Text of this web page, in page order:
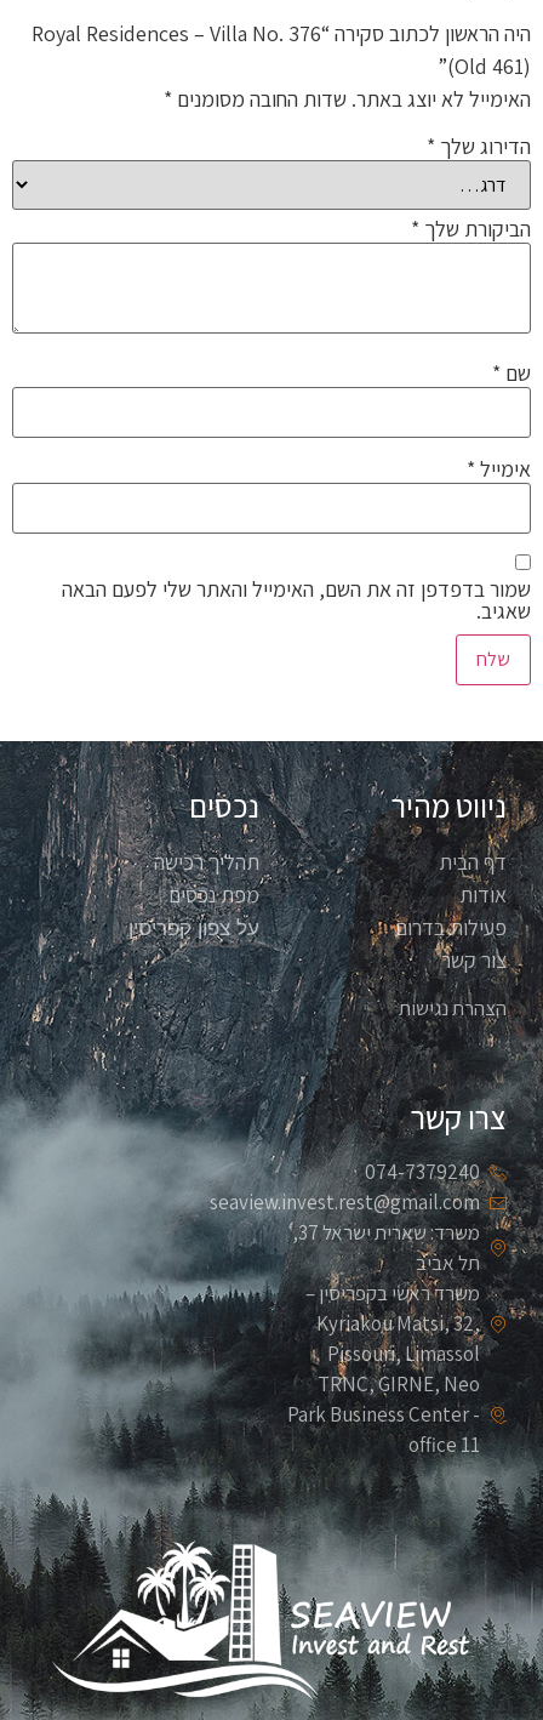
היה הראשון לכתוב סקירה “Royal Residences – Villa No. 376
(Old 461)”
האימייל לא יוצג באתר. שדות החובה מסומנים *
הדירוג שלך *
הביקורת שלך *
שם *
אימייל *
שמור בדפדפן זה את השם, האימייל והאתר שלי לפעם הבאה
שאגיב.
ניווט מהיר
דף הבית
אודות
פעילות בדרום
צור קשר
הצהרת נגישות
נכסים
תהליך רכישה
מפת נכסים
על צפון קפריסין
צרו קשר
074-7379240
seaview.invest.rest@gmail.com
משרד: שארית ישראל 37,
תל אביב
משרד ראשי בקפריסין –
Kyriakou Matsi, 32,
Pissouri, Limassol
TRNC, GIRNE, Neo
Park Business Center -
office 11